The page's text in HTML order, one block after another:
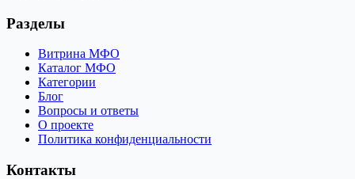
Разделы
Витрина МФО
Каталог МФО
Категории
Блог
Вопросы и ответы
О проекте
Политика конфиденциальности
Контакты